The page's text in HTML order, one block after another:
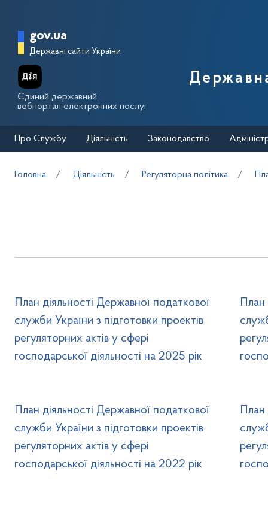
Головна сторінка Державної
gov.ua
Державні сайти України
Єдиний державний
вебпортал електронних послуг
Про Службу Діяльність Законодавство
Головна Діяльність Регуляторна політика
План діяльності Державної податкової
служби України з підготовки проектів
регуляторних актів у сфері
господарської діяльності на 2025 рік
План
План діяльності Державної податкової
служби України з підготовки проектів
регуляторних актів у сфері
господарської діяльності на 2022 рік
План